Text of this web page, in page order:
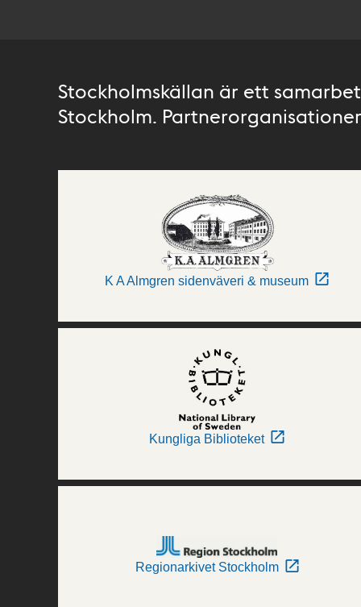
Stockholmskällan är ett
Stockholm.
K A Almgren sidenväveri & museum
Kungliga Biblioteket
Regionarkivet Stockholm